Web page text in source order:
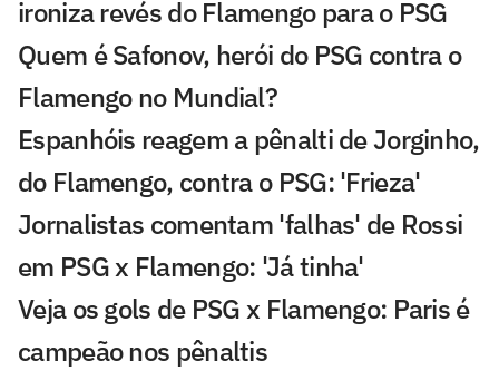
ironiza revés do Flamengo para o PSG
Quem é Safonov, herói do PSG contra o
Flamengo no Mundial?
Espanhóis reagem a pênalti de Jorginho,
do Flamengo, contra o PSG: 'Frieza'
Jornalistas comentam 'falhas' de Rossi
em PSG x Flamengo: 'Já tinha'
Veja os gols de PSG x Flamengo: Paris é
campeão nos pênaltis